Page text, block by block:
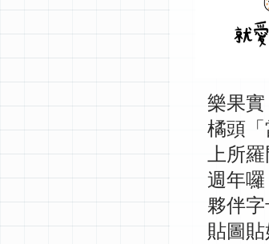
樂果
橘頭
上所
週年
夥伴
貼圖